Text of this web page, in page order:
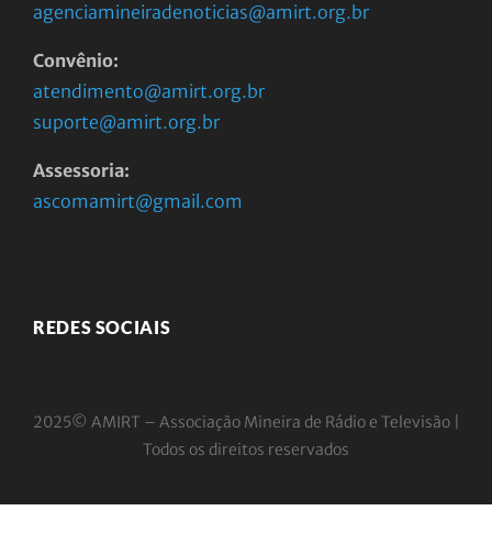
agenciamineiradenoticias@amirt.org.br
Convênio:
atendimento@amirt.org.br
suporte@amirt.org.br
Assessoria:
ascomamirt@gmail.com
REDES SOCIAIS
2025© AMIRT – Associação Mineira de Rádio e Televisão |
Todos os direitos reservados